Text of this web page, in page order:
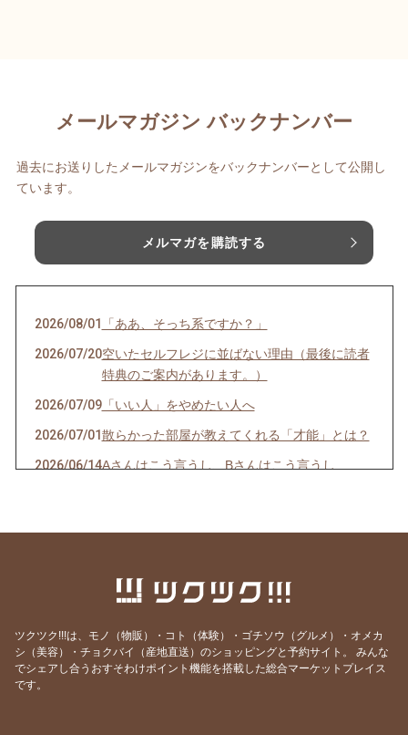
メールマガジン バックナンバー
過去にお送りしたメールマガジンをバックナンバーとして公開し
ています。
メルマガを購読する
2026/08/01 「ああ、そっち系ですか？」
2026/07/20空いたセルフレジに並ばない理由（最後に読者
特典のご案内があります。）
2026/07/09「いい人」をやめたい人へ
2026/07/01散らかった部屋が教えてくれる「才能」とは？
2026/06/14Aさんはこう言うし、Bさんはこう言うし…
護師さんの動画紹介です）
GW明け明け1週間が過ぎました。やる気が出な
い本当の理由
2026/05/03「すみません」が口グセになっていませんか？
2026/04/27
ツクツク!!!は、モノ（物販）・コト（体験）・ゴチソウ（グルメ）・オメカ
シ（美容）・チョクバイ（産地直送）のショッピングと予約サイト。
みんな
でシェアし合うおすそわけポイント機能を搭載した総合マーケットプレイス
です。